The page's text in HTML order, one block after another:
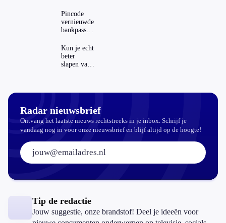
regels in
Nederland
en het
buitenland
Pincode
vernieuwde
bankpassen
ING-app:
is dat wel
veilig?
Kun je echt
beter
slapen van
Radar nieuwsbrief
Ontvang het laatste nieuws rechtstreeks in je inbox. Schrijf je
vandaag nog in voor onze nieuwsbrief en blijf altijd op de hoogte!
E-mailadres:
Tip de redactie
Jouw suggestie, onze brandstof! Deel je ideeën voor